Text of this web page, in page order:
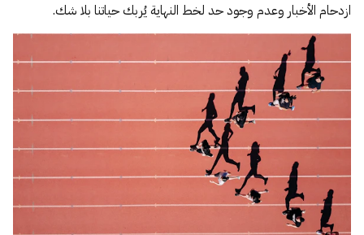
ازدحام الأخبار وعدم وجود حد لخط النهاية يُربك حياتنا بلا شك.